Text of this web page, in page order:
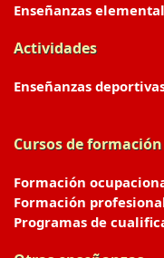
Enseñanzas
Actividades
Enseñanzas
Cursos de
Formación
Formación
Programas de